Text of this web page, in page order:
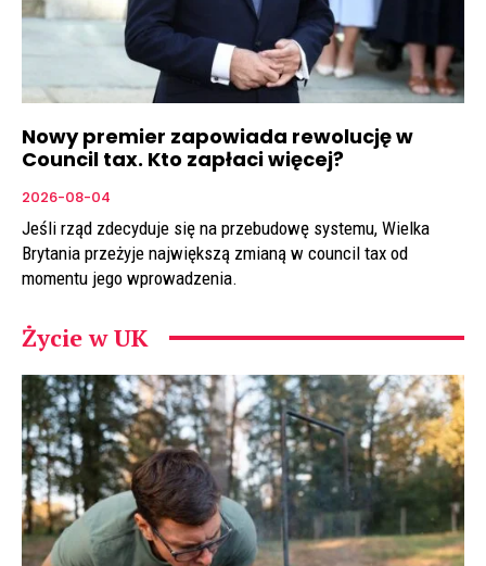
Nowy premier zapowiada rewolucję w
Council tax. Kto zapłaci więcej?
2026-08-04
Jeśli rząd zdecyduje się na przebudowę systemu, Wielka
Brytania przeżyje największą zmianą w council tax od
momentu jego wprowadzenia.
Życie w UK